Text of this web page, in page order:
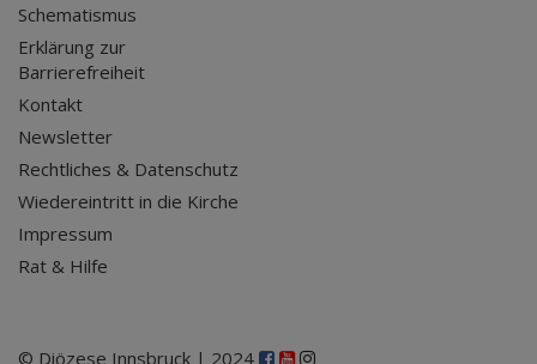
Schematismus
Erklärung zur
Barrierefreiheit
Kontakt
Newsletter
Rechtliches & Datenschutz
Wiedereintritt in die Kirche
Impressum
Rat & Hilfe
© Diözese Innsbruck | 2024